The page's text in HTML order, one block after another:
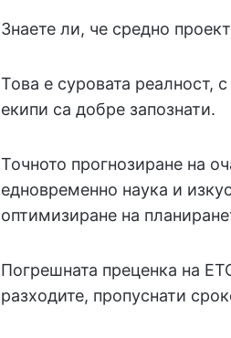
Знаете ли, че средно
Това е суровата реалност,
екипи са добре запознати.
Точното прогнозиране на
едновременно наука и
оптимизиране на
Погрешната преценка на
разходите, пропуснати